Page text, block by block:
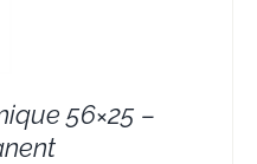
56×25 –